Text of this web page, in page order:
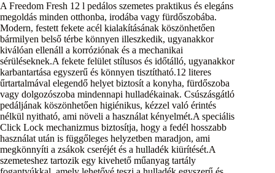
A Freedom Fresh 12 l pedálos szemetes praktikus és elegáns
megoldás minden otthonba, irodába vagy fürdőszobába.
Modern, festett fekete acél kialakításának köszönhetően
bármilyen belső térbe könnyen illeszkedik, ugyanakkor
kiválóan ellenáll a korróziónak és a mechanikai
sérüléseknek.A fekete felület stílusos és időtálló, ugyanakkor
karbantartása egyszerű és könnyen tisztítható.12 literes
űrtartalmával elegendő helyet biztosít a konyha, fürdőszoba
vagy dolgozószoba mindennapi hulladékainak. Csúszásgátló
pedáljának köszönhetően higiénikus, kézzel való érintés
nélkül nyitható, ami növeli a használat kényelmét.A speciális
Click Lock mechanizmus biztosítja, hogy a fedél hosszabb
használat után is függőleges helyzetben maradjon, ami
megkönnyíti a zsákok cseréjét és a hulladék kiürítését.A
szemeteshez tartozik egy kivehető műanyag tartály